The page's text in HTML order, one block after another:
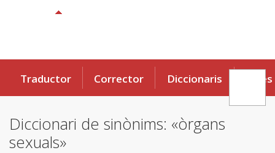
Traductor Corrector Diccionaris Eines
Diccionari de sinònims: «òrgans
sexuals»